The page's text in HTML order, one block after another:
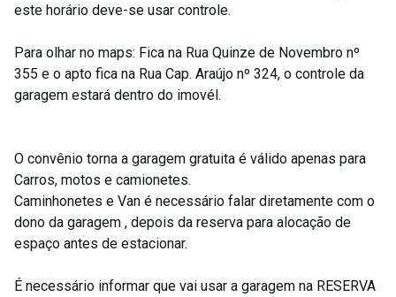
este horário deve-se usar controle.
Para olhar no maps: Fica na Rua Quinze de Novembro nº
355 e o apto fica na Rua Cap. Araújo nº 324, o controle da
garagem estará dentro do imovél.
O convênio torna a garagem gratuita é válido apenas para
Carros, motos e camionetes.
Caminhonetes e Van é necessário falar diretamente com o
dono da garagem , depois da reserva para alocação de
espaço antes de estacionar.
É necessário informar que vai usar a garagem na RESERVA